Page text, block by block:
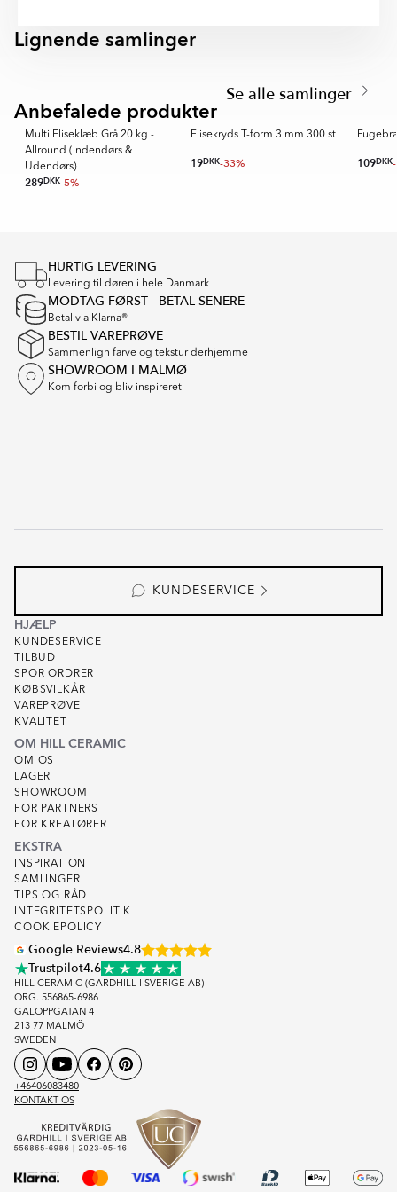
Lignende samlinger
NIVÅSYSTEM
5
Se alle samlinger
Anbefalede produkter
REKOMMENDERAD
Multi Fliseklæb Grå 20 kg -
Allround (Indendørs &
Udendørs)
289DKK-5%
Flisekryds T-form 3 mm 300 st
19DKK-33% 109DKK
HURTIG LEVERING
Levering til døren i hele Danmark
MODTAG FØRST - BETAL SENERE
Betal via Klarna®
BESTIL VAREPRØVE
Sammenlign farve og tekstur derhjemme
SHOWROOM I MALMØ
Kom forbi og bliv inspireret
KUNDESERVICE
HJÆLP
KUNDESERVICE
TILBUD
SPOR ORDRER
KØBSVILKÅR
VAREPRØVE
KVALITET
OM HILL CERAMIC
OM OS
LAGER
SHOWROOM
FOR PARTNERS
FOR KREATØRER
EKSTRA
INSPIRATION
SAMLINGER
TIPS OG RÅD
INTEGRITETSPOLITIK
COOKIEPOLICY
Google Reviews4.8
Trustpilot4.6
HILL CERAMIC (GARDHILL I SVERIGE AB)
ORG. 556865-6986
GALOPPGATAN 4
213 77 MALMÖ
SWEDEN
+46406083480
KONTAKT OS